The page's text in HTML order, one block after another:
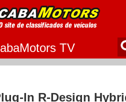
TV
In R-Design